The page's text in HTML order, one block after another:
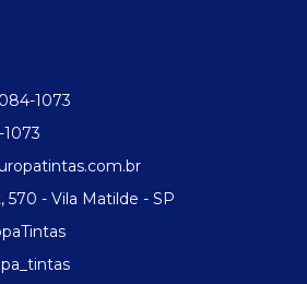
1073
1073
570 - Vila Matilde - SP